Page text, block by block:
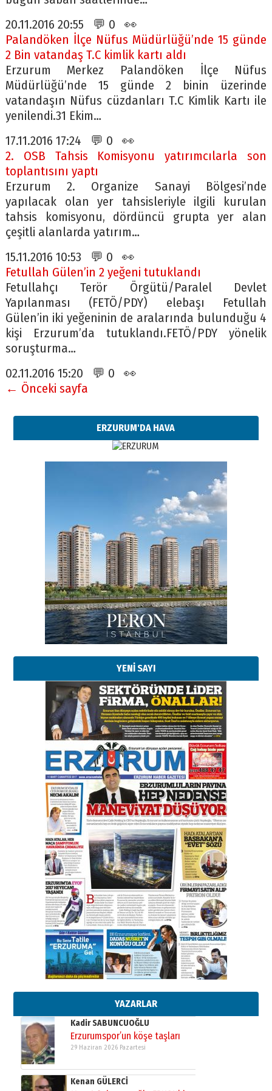
20.11.2016 20:55 💬 0 👀
Palandöken İlçe Nüfus Müdürlüğü’nde 15 günde
2 Bin vatandaş T.C kimlik kartı aldı
Erzurum Merkez Palandöken İlçe Nüfus
Müdürlüğü’nde 15 günde 2 binin üzerinde
vatandaşın Nüfus cüzdanları T.C Kimlik Kartı ile
yenilendi.31 Ekim…
17.11.2016 17:24 💬 0 👀
2. OSB Tahsis Komisyonu yatırımcılarla son
toplantısını yaptı
Erzurum 2. Organize Sanayi Bölgesi’nde
yapılacak olan yer tahsisleriyle ilgili kurulan
tahsis komisyonu, dördüncü grupta yer alan
çeşitli alanlarda yatırım…
15.11.2016 10:53 💬 0 👀
Fetullah Gülen’in 2 yeğeni tutuklandı
Fetullahçı Terör Örgütü/Paralel Devlet
Yapılanması (FETÖ/PDY) elebaşı Fetullah
Gülen’in iki yeğeninin de aralarında bulunduğu 4
kişi Erzurum’da tutuklandı.FETÖ/PDY yönelik
soruşturma…
02.11.2016 15:20 💬 0 👀
← Önceki sayfa
ERZURUM'DA HAVA
YENİ SAYI
YAZARLAR
Esat BİNDESEN
Başkan Sekmen’den Erzurum’a
bir vizyon proje daha!
02 Ağustos 2026 Pazar
Kadir SABUNCUOĞLU
Erzurumspor’un köşe taşları
29 Haziran 2026 Pazartesi
Kenan GÜLERCİ
Murat Şahsuvaroğlu ERKON’da
çıtayı yukarı taşırken,
yönetimdekiler aşağı
çekmemeli!
17 Şubat 2026 SalıOrhan BOZKURT
Bir fotoğraf, bir şehir, bir
gazeteci… Dizginler kimin
elinde?
31 Mart 2026 Salı
A. Berhan Yılmaz
BİR BÖLÜM DEĞİL, BİR ÖMÜR
SEÇİYORSUNUZ… “NEDEN
ATATÜRK ÜNİVERSİTESİ?”
28 Temmuz 2026 Salı
Ahmet Gökhan YAZICI
Ahmed Yesevi’den bir Alperen…
”Reisimiz” idi… Hakka yürüdü.!
26 Mart 2026 Perşembe
Cem Bakırcı
Ardında bıraktığı hatıralarıyla
gönül adamı Faruk Terzioğlu!
13 Mayıs 2026 Çarşamba
Esat BİNDESEN
Başkan Sekmen’den Erzurum’a
02 Ağustos 2026 Pazar
Kadir SABUNCUOĞLU
Erzurumspor’un köşe taşları
29 Haziran 2026 Pazartesi
Kenan GÜLERCİ